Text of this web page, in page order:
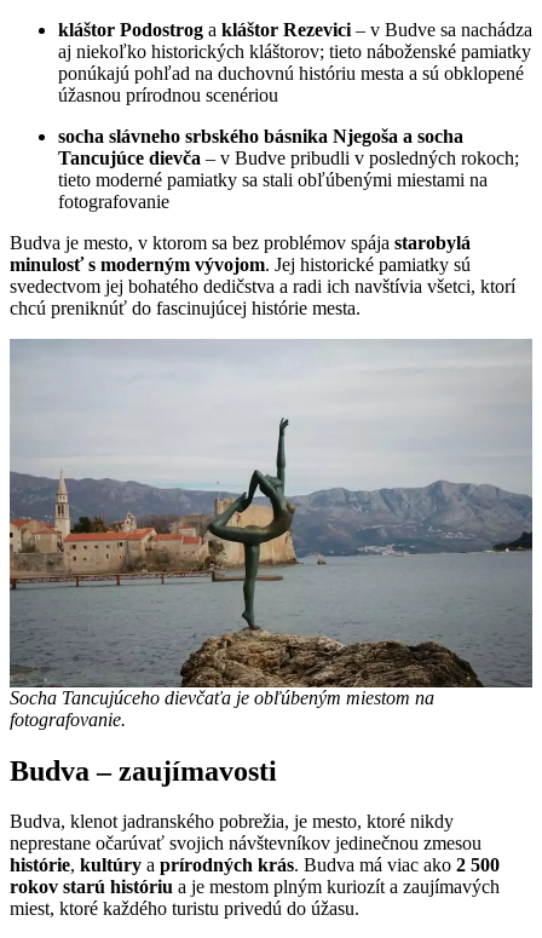
kláštor Podostrog a kláštor Rezevici – v Budve sa nachádza
aj niekoľko historických kláštorov; tieto náboženské pamiatky
ponúkajú pohľad na duchovnú históriu mesta a sú obklopené
úžasnou prírodnou scenériou
socha slávneho srbského básnika Njegoša a socha
Tancujúce dievča – v Budve pribudli v posledných rokoch;
tieto moderné pamiatky sa stali obľúbenými miestami na
fotografovanie
Budva je mesto, v ktorom sa bez problémov spája starobylá
minulosť s moderným vývojom. Jej historické pamiatky sú
svedectvom jej bohatého dedičstva a radi ich navštívia všetci, ktorí
chcú preniknúť do fascinujúcej histórie mesta.
Socha Tancujúceho dievčaťa je obľúbeným miestom na
fotografovanie.
Budva – zaujímavosti
Budva, klenot jadranského pobrežia, je mesto, ktoré nikdy
neprestane očarúvať svojich návštevníkov jedinečnou zmesou
histórie, kultúry a prírodných krás. Budva má viac ako 2 500
rokov starú históriu a je mestom plným kuriozít a zaujímavých
miest, ktoré každého turistu privedú do úžasu.